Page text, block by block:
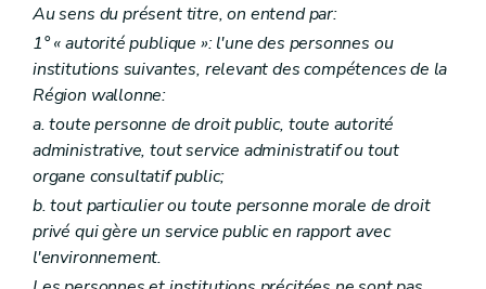
Art. R 89
Art. R 90
Art. R 91
Art. R 92
Art. R 93
Chapitre II Formation des agents visés à l'article D. 140, §§2 et 3 – AGW du 5 décembre 2008, art. 1
Art. R 94
Chapitre III Modalités relatives au prélèvement des échantillons, à l'exécution des analyses et aux règles d'agrément des laboratoires – AGW du 5 décembre 2008, art. 1
Section première
Art. R 95
Art. R 96
Art. R 97
Art. R 98
Au sens du présent titre, on entend par:
1° « autorité publique »: l'une des personnes ou
institutions suivantes, relevant des compétences de la
Région wallonne:
a. toute personne de droit public, toute autorité
administrative, tout service administratif ou tout
organe consultatif public;
b. tout particulier ou toute personne morale de droit
privé qui gère un service public en rapport avec
l'environnement.